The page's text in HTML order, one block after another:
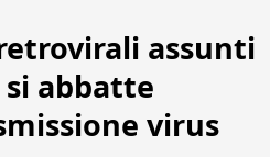
assunti
abbatte
virus